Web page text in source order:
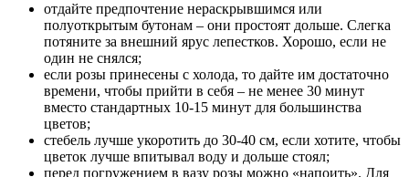
отдайте предпочтение нераскрывшимся или
полуоткрытым бутонам – они простоят дольше. Слегка
потяните за внешний ярус лепестков. Хорошо, если не
один не снялся;
если розы принесены с холода, то дайте им достаточно
времени, чтобы прийти в себя – не менее 30 минут
вместо стандартных 10-15 минут для большинства
цветов;
стебель лучше укоротить до 30-40 см, если хотите, чтобы
цветок лучше впитывал воду и дольше стоял;
перед погружением в вазу розы можно «напоить». Для